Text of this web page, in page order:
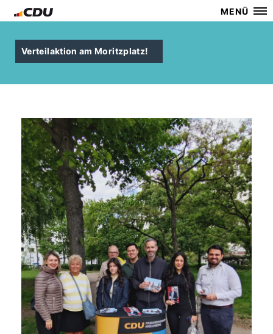
MENÜ
Verteilaktion am Moritzplatz!